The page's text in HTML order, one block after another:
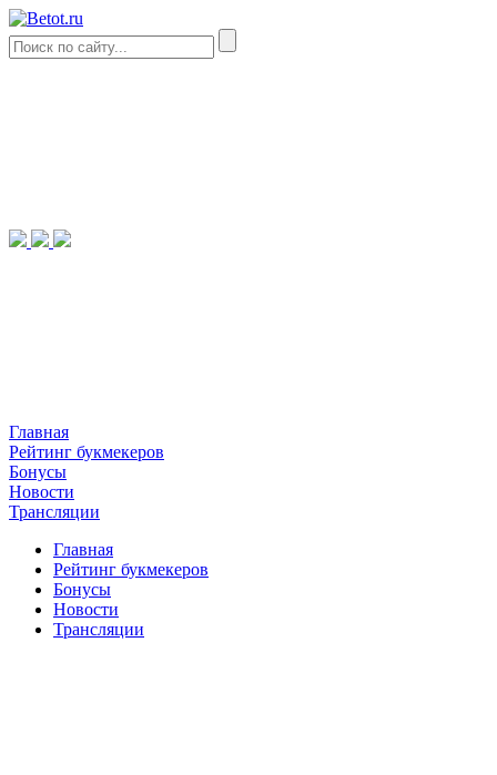
Главная
Рейтинг букмекеров
Бонусы
Новости
Трансляции
Главная
Рейтинг букмекеров
Бонусы
Новости
Трансляции